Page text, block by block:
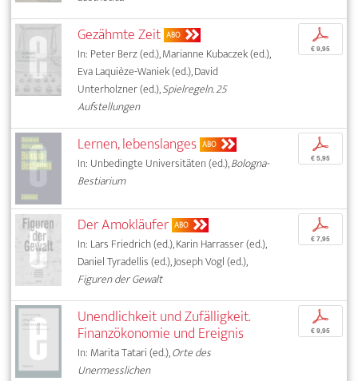
Gezähmte Zeit ABO
In: Peter Berz (ed.), Marianne Kubaczek (ed.),
Eva Laquièze-Waniek (ed.), David
Unterholzner (ed.),Spielregeln. 25
Aufstellungen
p
€ 9,95
Lernen, lebenslanges ABO
In: Unbedingte Universitäten (ed.),Bologna-
Bestiarium
p
€ 5,95
Der Amokläufer ABO
In: Lars Friedrich (ed.), Karin Harrasser (ed.),
Daniel Tyradellis (ed.), Joseph Vogl (ed.),
Figuren der Gewalt
p
€ 7,95
Unendlichkeit und Zufälligkeit.
Finanzökonomie und Ereignis
In: Marita Tatari (ed.),Orte des
Unermesslichen
p
€ 9,95